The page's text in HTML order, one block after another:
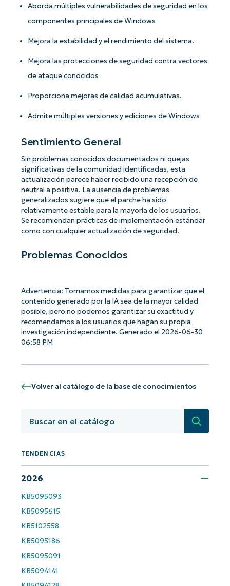
Aborda múltiples vulnerabilidades de seguridad en los
componentes principales de Windows
Mejora la estabilidad y el rendimiento del sistema.
Mejora las protecciones de seguridad contra vectores
de ataque conocidos
Proporciona mejoras de calidad acumulativas.
Admite múltiples versiones y ediciones de Windows
Sentimiento General
Sin problemas conocidos documentados ni quejas
significativas de la comunidad identificadas, esta
actualización parece haber recibido una recepción de
neutral a positiva. La ausencia de problemas
generalizados sugiere que el parche ha sido
relativamente estable para la mayoría de los usuarios.
Se recomiendan prácticas de implementación estándar
como con cualquier actualización de seguridad.
Problemas Conocidos
Advertencia: Tomamos medidas para garantizar que el
contenido generado por la IA sea de la mayor calidad
posible, pero no podemos garantizar su exactitud y
recomendamos a los usuarios que hagan su propia
investigación independiente. Generado el 2026-06-30
06:58 PM
Volver al catálogo de la base de conocimientos
TENDENCIAS
2026
KB5095093
KB5095615
KB5102558
KB5095186
KB5095091
KB5094141
¡Empiece con los análisis de KB
basados en IA de NinjaOne!
First
last
name*
Business
email*